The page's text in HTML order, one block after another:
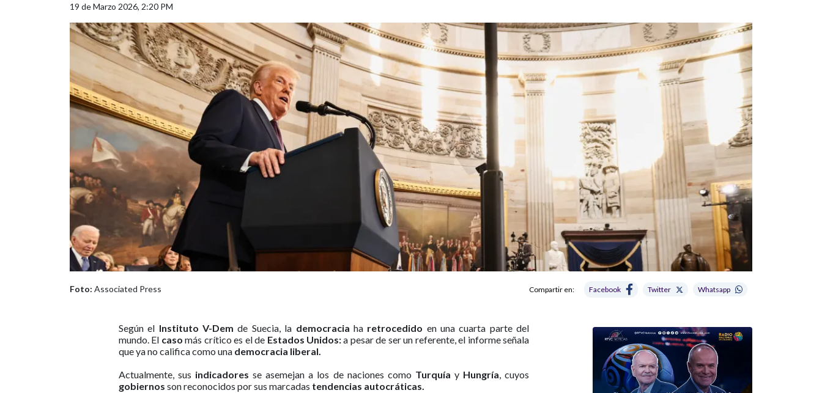
19 de Marzo 2026, 2:20 PM
Foto: Associated Press Compartir en: Facebook Twitter Whatsapp
Según el Instituto V-Dem de Suecia, la democracia ha retrocedido en una cuarta parte del
mundo. El caso más crítico es el de Estados Unidos:a pesar de ser un referente, el informe señala
que ya no califica como una democracia liberal.
Actualmente, sus indicadores se asemejan a los de naciones como Turquía y Hungría, cuyos
gobiernos son reconocidos por sus marcadas tendencias autocráticas.